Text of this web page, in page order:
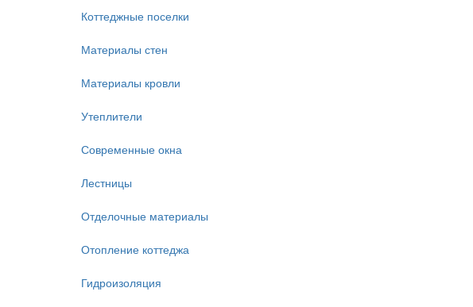
Коттеджные поселки
Материалы стен
Материалы кровли
Утеплители
Современные окна
Лестницы
Отделочные материалы
Отопление коттеджа
Гидроизоляция